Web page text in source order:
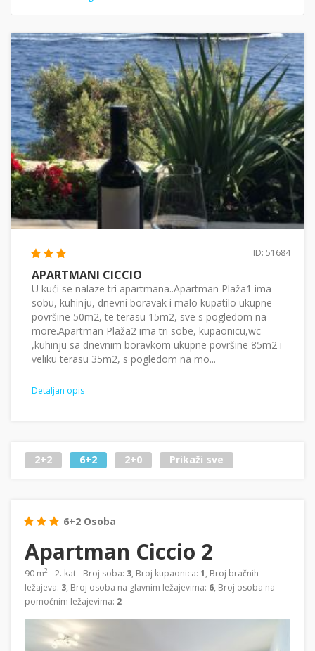
ID: 51684
APARTMANI CICCIO
U kući se nalaze tri apartmana..Apartman Plaža1 ima
sobu, kuhinju, dnevni boravak i malo kupatilo ukupne
površine 50m2, te terasu 15m2, sve s pogledom na
more.Apartman Plaža2 ima tri sobe, kupaonicu,wc
,kuhinju sa dnevnim boravkom ukupne površine 85m2 i
veliku terasu 35m2, s pogledom na mo...
Detaljan opis
2+2 6+2 2+0 Prikaži sve
6+2 Osoba
Apartman Ciccio 2
90 m2 - 2. kat - Broj soba: 3, Broj kupaonica: 1, Broj bračnih
ležajeva: 3, Broj osoba na glavnim ležajevima: 6, Broj osoba na
pomoćnim ležajevima: 2